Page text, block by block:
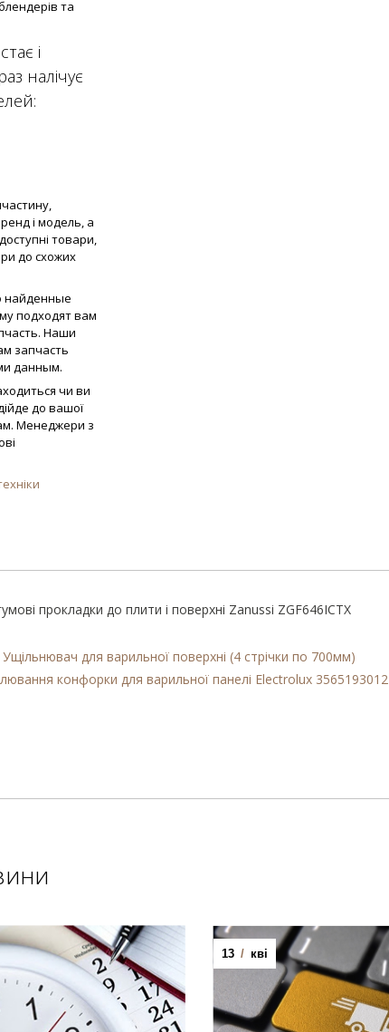
ZGF646ICW
до
ZGF646ICX
до
ZGF646ITN
до
та
і
налічує
і модель, а
товари,
до схожих
найденные
подходят вам
Наши
запчасть
данным.
чи ви
до вашої
Менеджери з
прокладки до плити і поверхні Zanussi ZGF646ICTX
для варильної поверхні (4 стрічки по 700мм)
конфорки для варильної панелі Electrolux 3565193012
13 / кві